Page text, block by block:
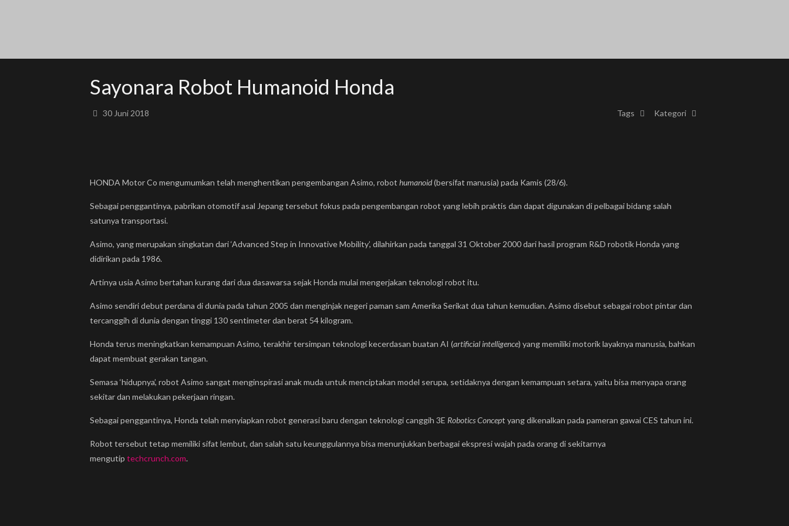
Sayonara Robot Humanoid Honda
30 Juni 2018 Kategori
Tags
HONDA Motor Co mengumumkan telah menghentikan pengembangan Asimo, robot humanoid(bersifat manusia) pada Kamis (28/6).
Sebagai penggantinya, pabrikan otomotif asal Jepang tersebut fokus pada pengembangan robot yang lebih praktis dan dapat digunakan di pelbagai bidang salah
satunya transportasi.
Asimo, yang merupakan singkatan dari ‘Advanced Step in Innovative Mobility’, dilahirkan pada tanggal 31 Oktober 2000 dari hasil program R&D robotik Honda yang
didirikan pada 1986.
Artinya usia Asimo bertahan kurang dari dua dasawarsa sejak Honda mulai mengerjakan teknologi robot itu.
Asimo sendiri debut perdana di dunia pada tahun 2005 dan menginjak negeri paman sam Amerika Serikat dua tahun kemudian. Asimo disebut sebagai robot pintar dan
tercanggih di dunia dengan tinggi 130 sentimeter dan berat 54 kilogram.
Honda terus meningkatkan kemampuan Asimo, terakhir tersimpan teknologi kecerdasan buatan AI (artificial intelligence) yang memiliki motorik layaknya manusia, bahkan
dapat membuat gerakan tangan.
Semasa ‘hidupnya’, robot Asimo sangat menginspirasi anak muda untuk menciptakan model serupa, setidaknya dengan kemampuan setara, yaitu bisa menyapa orang
sekitar dan melakukan pekerjaan ringan.
Sebagai penggantinya, Honda telah menyiapkan robot generasi baru dengan teknologi canggih 3E Robotics Concept yang dikenalkan pada pameran gawai CES tahun ini.
Robot tersebut tetap memiliki sifat lembut, dan salah satu keunggulannya bisa menunjukkan berbagai ekspresi wajah pada orang di sekitarnya
mengutip techcrunch.com.